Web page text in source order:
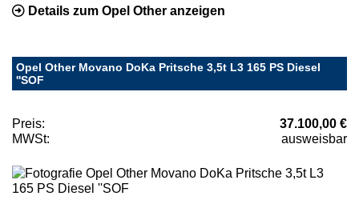
Details zum Opel Other anzeigen
Opel Other Movano DoKa Pritsche 3,5t L3 165 PS Diesel
''SOF
Preis:
37.100,00 €
MWSt:
ausweisbar